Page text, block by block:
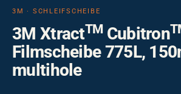
3M · SCHLEIFSCHEIBE
3M XtractTMCubitron
Filmscheibe 775L,
multihole